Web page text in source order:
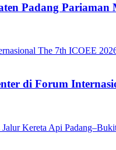
Padang Pariaman
di Forum